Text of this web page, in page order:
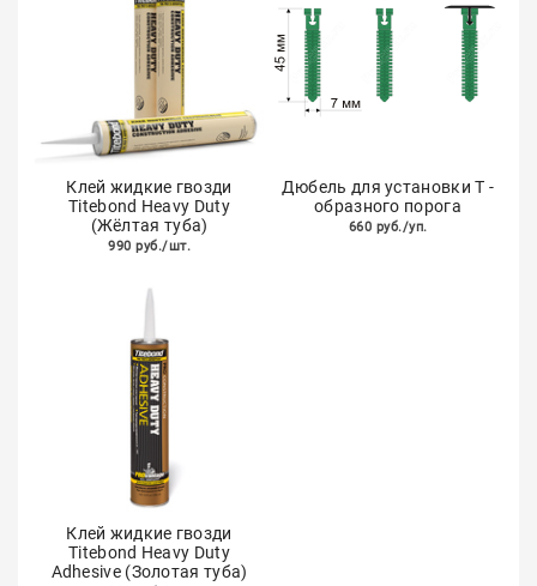
Клей жидкие гвозди
Titebond Heavy Duty
(Жёлтая туба)
990 руб./шт.
Дюбель для установки Т -
образного порога
660 руб./уп.
Клей жидкие гвозди
Titebond Heavy Duty
Adhesive (Золотая туба)